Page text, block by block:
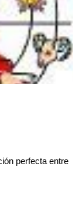
perfecta entre